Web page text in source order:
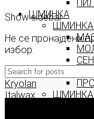
ШМИНКА
ШМИНКА
ШМИНКА
Show sidebar
Не се пронајдени
избор.
Kryolan
Italwax